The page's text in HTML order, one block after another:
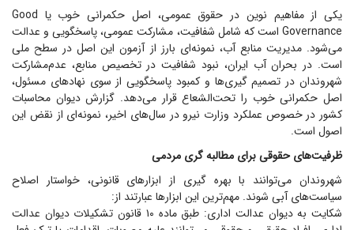
یکی از مفاهیم نوین در حقوق عمومی، اصل حکمرانی خوب یا Good
Governance است که شامل شفافیت، مشارکت عمومی، پاسخگویی و عدالت
می‌شود. مدیریت منابع آب، نمونه‌ای بارز از آزمون این اصل در سطح ملی
است. در بحران آب ایران، نبود شفافیت در تخصیص منابع، عدم‌مشارکت
شهروندان در تصمیم گیری‌ها و کمبود پاسخگویی از سوی نهاد‌های مسئول،
اصل حکمرانی خوب را تحت‌الشعاع قرار می‌دهد. گزارش دیوان محاسبات
کشور در خصوص عملکرد وزارت نیرو در سال‌های اخیر، نمونه‌ای از نقض این
اصول است.
ظرفیت‌های حقوقی برای مطالبه گری مردمی
شهروندان می‌توانند با بهره گیری از ابزار‌های قانونی، خواستار اصلاح
سیاست‌های آبی شوند. مهم‌ترین این ابزار‌ها عبارتند از:
شکایت به دیوان عدالت اداری: طبق ماده ۱۰ قانون تشکیلات دیوان عدالت